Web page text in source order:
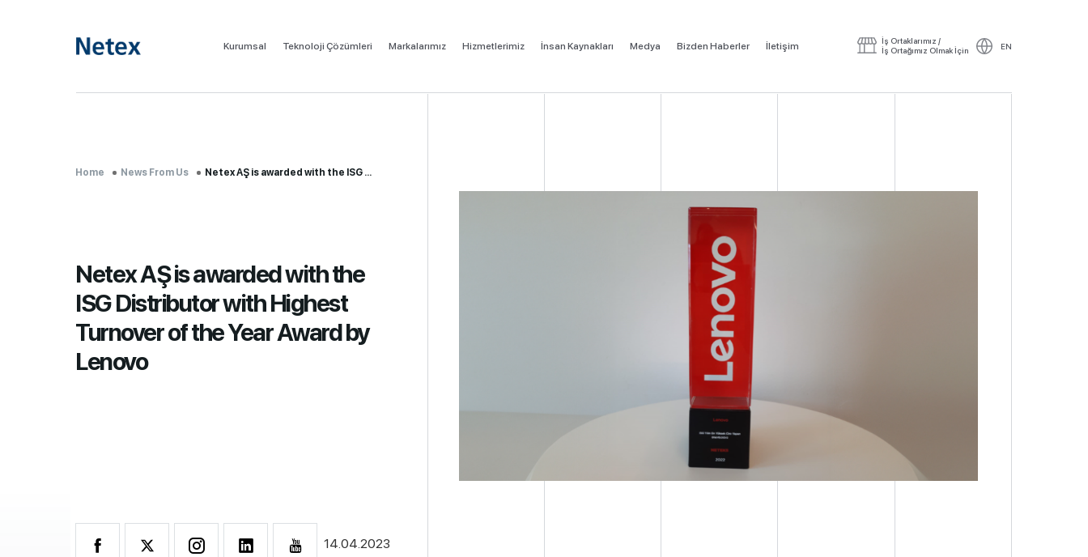
Kurumsal Teknoloji Çözümleri Markalarımız Hizmetlerimiz İnsan Kaynakları Medya Bizden Haberler İletişim
İş Ortaklarımız /
İş Ortağımız Olmak İçin
EN
Home News From Us Netex AŞ is awarded with the ISG Distributor wi...
Netex AŞ is awarded with the
ISG Distributor with Highest
Turnover of the Year Award by
Lenovo
14.04.2023